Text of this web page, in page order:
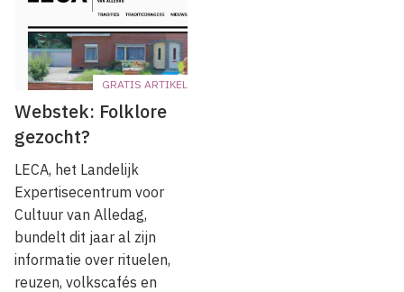
GRATIS ARTIKEL
Webstek: Folklore
gezocht?
LECA, het Landelijk
Expertisecentrum voor
Cultuur van Alledag,
bundelt dit jaar al zijn
informatie over rituelen,
reuzen, volkscafés en